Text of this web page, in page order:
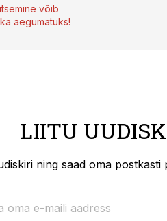
võib
aegumatuks!
LIITU
ning saad oma postkasti